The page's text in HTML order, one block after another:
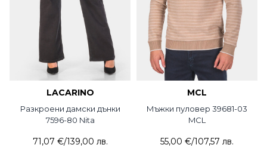
LACARINO
Разкроени дамски дънки
7596-80 Nita
71,07 €/139,00 лв.
MCL
Мъжки пуловер 39681-03
MCL
55,00 €/107,57 лв.